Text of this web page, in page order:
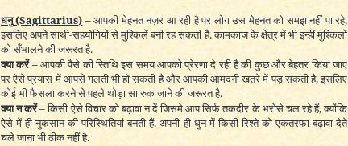
धनु(Sagittarius) –आपकी मेहनत नज़र आ रही है पर लोग उस मेहनत को समझ नहीं पा रहे,
इसलिए अपने साथी-सहयोगियों से मुश्किलें बनी रह सकती हैं. कामकाज के क्षेत्र में भी इन्हीं मुश्किलों
को सँभालने की जरूरत है.
क्या करें –आपकी पैसे की स्तिथि इस समय आपको प्रेरणा दे रही है की कुछ और बेहतर किया जाए
पर ऐसे प्रयास में आपसे गलती भी हो सकती है और आपकी आमदनी खतरे में पड़ सकती है, इसलिए
कोई भी फैसला करने से पहले थोड़ा सा रुक जाने की जरूरत है.
क्या न करें –किसी ऐसे विचार को बढ़ावा न दें जिसमे आप सिर्फ तकदीर के भरोसे चल रहे हैं, क्योंकि
ऐसे में ही नुकसान की परिस्थितियां बनती हैं. अपनी ही धुन में किसी रिश्ते को एकतरफा बढ़ावा देते
चले जाना भी ठीक नहीं है.